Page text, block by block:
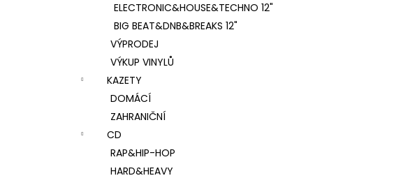
ELECTRONIC&HOUSE&TECHNO 12"
BIG BEAT&DNB&BREAKS 12"
VÝPRODEJ
VÝKUP VINYLŮ
KAZETY
DOMÁCÍ
ZAHRANIČNÍ
CD
RAP&HIP-HOP
HARD&HEAVY